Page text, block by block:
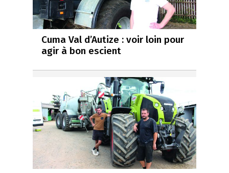
Cuma Val d’Autize : voir loin pour
agir à bon escient